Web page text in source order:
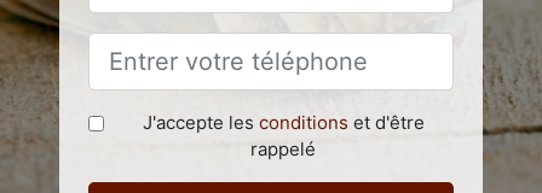
J'accepte les conditions et d'être
rappelé